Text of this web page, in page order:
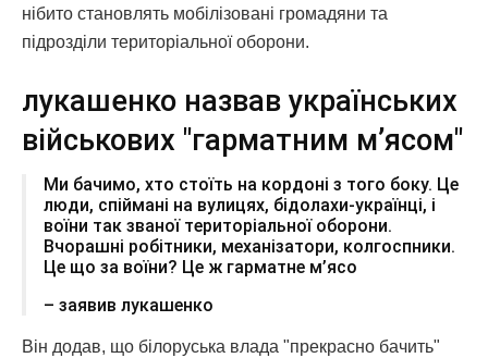
нібито становлять мобілізовані громадяни та
підрозділи територіальної оборони.
лукашенко назвав українських
військових "гарматним м’ясом"
Ми бачимо, хто стоїть на кордоні з того боку. Це
люди, спіймані на вулицях, бідолахи-українці, і
воїни так званої територіальної оборони.
Вчорашні робітники, механізатори, колгоспники.
Це що за воїни? Це ж гарматне м’ясо
– заявив лукашенко
Він додав, що білоруська влада "прекрасно бачить"